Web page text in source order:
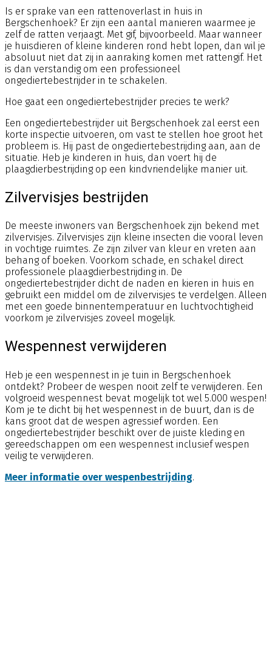
Is er sprake van een rattenoverlast in huis in
Bergschenhoek? Er zijn een aantal manieren waarmee je
zelf de ratten verjaagt. Met gif, bijvoorbeeld. Maar wanneer
je huisdieren of kleine kinderen rond hebt lopen, dan wil je
absoluut niet dat zij in aanraking komen met rattengif. Het
is dan verstandig om een professioneel
ongediertebestrijder in te schakelen.
Hoe gaat een ongediertebestrijder precies te werk?
Een ongediertebestrijder uit Bergschenhoek zal eerst een
korte inspectie uitvoeren, om vast te stellen hoe groot het
probleem is. Hij past de ongediertebestrijding aan, aan de
situatie. Heb je kinderen in huis, dan voert hij de
plaagdierbestrijding op een kindvriendelijke manier uit.
Zilvervisjes bestrijden
De meeste inwoners van Bergschenhoek zijn bekend met
zilvervisjes. Zilvervisjes zijn kleine insecten die vooral leven
in vochtige ruimtes. Ze zijn zilver van kleur en vreten aan
behang of boeken. Voorkom schade, en schakel direct
professionele plaagdierbestrijding in. De
ongediertebestrijder dicht de naden en kieren in huis en
gebruikt een middel om de zilvervisjes te verdelgen. Alleen
met een goede binnentemperatuur en luchtvochtigheid
voorkom je zilvervisjes zoveel mogelijk.
Wespennest verwijderen
Heb je een wespennest in je tuin in Bergschenhoek
ontdekt? Probeer de wespen nooit zelf te verwijderen. Een
volgroeid wespennest bevat mogelijk tot wel 5.000 wespen!
Kom je te dicht bij het wespennest in de buurt, dan is de
kans groot dat de wespen agressief worden. Een
ongediertebestrijder beschikt over de juiste kleding en
gereedschappen om een wespennest inclusief wespen
veilig te verwijderen.
Meer informatie over wespenbestrijding.